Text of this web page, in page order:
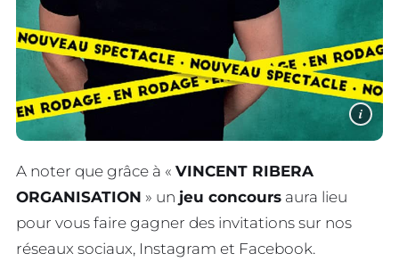
i
A noter que grâce à « VINCENT RIBERA
ORGANISATION » un jeu concours aura lieu
pour vous faire gagner des invitations sur nos
réseaux sociaux, Instagram et Facebook.